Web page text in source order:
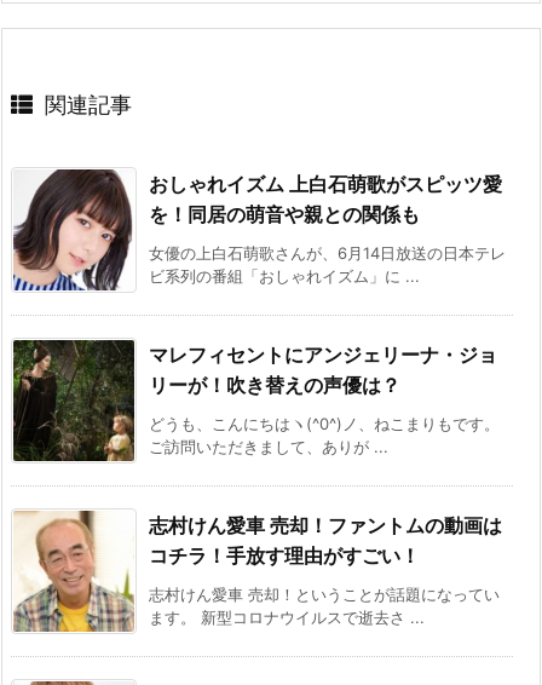
関連記事
おしゃれイズム 上白石萌歌がスピッツ愛
を！同居の萌音や親との関係も
女優の上白石萌歌さんが、6月14日放送の日本テレ
ビ系列の番組「おしゃれイズム」に ...
マレフィセントにアンジェリーナ・ジョ
リーが！吹き替えの声優は？
どうも、こんにちはヽ(^0^)ノ、ねこまりもです。
ご訪問いただきまして、ありが ...
志村けん愛車 売却！ファントムの動画は
コチラ！手放す理由がすごい！
志村けん愛車 売却！ということが話題になってい
ます。 新型コロナウイルスで逝去さ ...